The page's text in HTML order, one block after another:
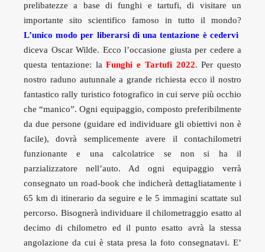
prelibatezze a base di funghi e tartufi, di visitare un
importante sito scientifico famoso in tutto il mondo?
L’unico modo per liberarsi di una tentazione è cedervi
diceva Oscar Wilde. Ecco l’occasione giusta per cedere a
questa tentazione: laFunghi e Tartufi 2022. Per questo
nostro raduno autunnale a grande richiesta ecco il nostro
fantastico rally turistico fotografico in cui serve più occhio
che “manico”. Ogni equipaggio, composto preferibilmente
da due persone (guidare ed individuare gli obiettivi non è
facile), dovrà semplicemente avere il contachilometri
funzionante e una calcolatrice se non si ha il
parzializzatore nell’auto. Ad ogni equipaggio verrà
consegnato un road-book che indicherà dettagliatamente i
65 km di itinerario da seguire e le 5 immagini scattate sul
percorso. Bisognerà individuare il chilometraggio esatto al
decimo di chilometro ed il punto esatto avrà la stessa
angolazione da cui è stata presa la foto consegnatavi. E’